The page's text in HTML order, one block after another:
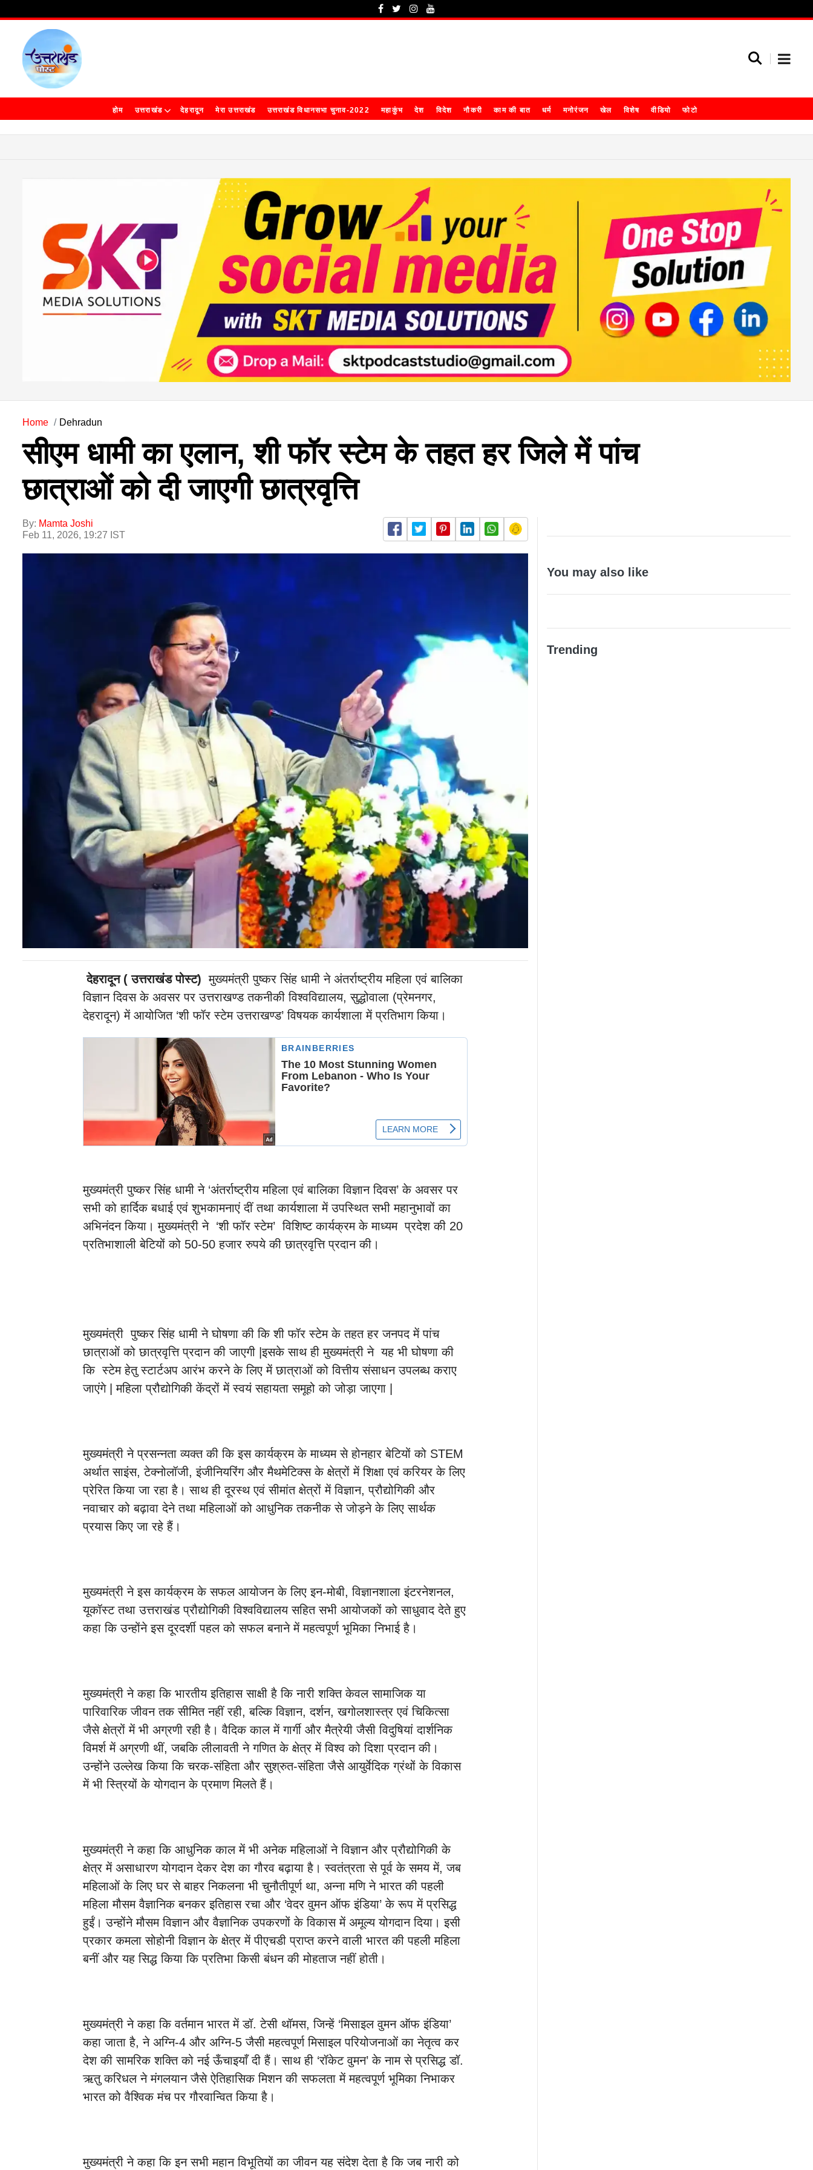
होम उत्तराखंड देहरादून मेरा उत्तराखंड उत्तराखंड विधानसभा चुनाव-2022 महाकुंभ देश विदेश नौकरी काम की बात धर्म मनोरंजन खेल विशेष वीडियो फोटो
Home Dehradun
सीएम धामी का एलान, शी फॉर स्टेम के तहत हर जिले में पांच
छात्राओं को दी जाएगी छात्रवृत्ति
By: Mamta Joshi
Feb 11, 2026, 19:27 IST
देहरादून ( उत्तराखंड पोस्ट) मुख्यमंत्री पुष्कर सिंह धामी ने अंतर्राष्ट्रीय महिला एवं बालिका
विज्ञान दिवस के अवसर पर उत्तराखण्ड तकनीकी विश्वविद्यालय, सुद्धोवाला (प्रेमनगर,
देहरादून) में आयोजित ‘शी फॉर स्टेम उत्तराखण्ड’ विषयक कार्यशाला में प्रतिभाग किया।
मुख्यमंत्री पुष्कर सिंह धामी ने ‘अंतर्राष्ट्रीय महिला एवं बालिका विज्ञान दिवस’ के अवसर पर
सभी को हार्दिक बधाई एवं शुभकामनाएं दीं तथा कार्यशाला में उपस्थित सभी महानुभावों का
अभिनंदन किया। मुख्यमंत्री ने ‘शी फॉर स्टेम’ विशिष्ट कार्यक्रम के माध्यम प्रदेश की 20
प्रतिभाशाली बेटियों को 50-50 हजार रुपये की छात्रवृत्ति प्रदान की।
मुख्यमंत्री पुष्कर सिंह धामी ने घोषणा की कि शी फॉर स्टेम के तहत हर जनपद में पांच
छात्राओं को छात्रवृत्ति प्रदान की जाएगी |इसके साथ ही मुख्यमंत्री ने यह भी घोषणा की
कि स्टेम हेतु स्टार्टअप आरंभ करने के लिए में छात्राओं को वित्तीय संसाधन उपलब्ध कराए
जाएंगे | महिला प्रौद्योगिकी केंद्रों में स्वयं सहायता समूहो को जोड़ा जाएगा |
मुख्यमंत्री ने प्रसन्नता व्यक्त की कि इस कार्यक्रम के माध्यम से होनहार बेटियों को STEM
अर्थात साइंस, टेक्नोलॉजी, इंजीनियरिंग और मैथमेटिक्स के क्षेत्रों में शिक्षा एवं करियर के लिए
प्रेरित किया जा रहा है। साथ ही दूरस्थ एवं सीमांत क्षेत्रों में विज्ञान, प्रौद्योगिकी और
नवाचार को बढ़ावा देने तथा महिलाओं को आधुनिक तकनीक से जोड़ने के लिए सार्थक
प्रयास किए जा रहे हैं।
मुख्यमंत्री ने इस कार्यक्रम के सफल आयोजन के लिए इन-मोबी, विज्ञानशाला इंटरनेशनल,
यूकॉस्ट तथा उत्तराखंड प्रौद्योगिकी विश्वविद्यालय सहित सभी आयोजकों को साधुवाद देते हुए
कहा कि उन्होंने इस दूरदर्शी पहल को सफल बनाने में महत्वपूर्ण भूमिका निभाई है।
मुख्यमंत्री ने कहा कि भारतीय इतिहास साक्षी है कि नारी शक्ति केवल सामाजिक या
पारिवारिक जीवन तक सीमित नहीं रही, बल्कि विज्ञान, दर्शन, खगोलशास्त्र एवं चिकित्सा
जैसे क्षेत्रों में भी अग्रणी रही है। वैदिक काल में गार्गी और मैत्रेयी जैसी विदुषियां दार्शनिक
विमर्श में अग्रणी थीं, जबकि लीलावती ने गणित के क्षेत्र में विश्व को दिशा प्रदान की।
उन्होंने उल्लेख किया कि चरक-संहिता और सुश्रुत-संहिता जैसे आयुर्वेदिक ग्रंथों के विकास
में भी स्त्रियों के योगदान के प्रमाण मिलते हैं।
मुख्यमंत्री ने कहा कि आधुनिक काल में भी अनेक महिलाओं ने विज्ञान और प्रौद्योगिकी के
क्षेत्र में असाधारण योगदान देकर देश का गौरव बढ़ाया है। स्वतंत्रता से पूर्व के समय में, जब
महिलाओं के लिए घर से बाहर निकलना भी चुनौतीपूर्ण था, अन्ना मणि ने भारत की पहली
महिला मौसम वैज्ञानिक बनकर इतिहास रचा और ‘वेदर वुमन ऑफ इंडिया’ के रूप में प्रसिद्ध
हुईं। उन्होंने मौसम विज्ञान और वैज्ञानिक उपकरणों के विकास में अमूल्य योगदान दिया। इसी
प्रकार कमला सोहोनी विज्ञान के क्षेत्र में पीएचडी प्राप्त करने वाली भारत की पहली महिला
बनीं और यह सिद्ध किया कि प्रतिभा किसी बंधन की मोहताज नहीं होती।
मुख्यमंत्री ने कहा कि वर्तमान भारत में डॉ. टेसी थॉमस, जिन्हें ‘मिसाइल वुमन ऑफ इंडिया’
कहा जाता है, ने अग्नि-4 और अग्नि-5 जैसी महत्वपूर्ण मिसाइल परियोजनाओं का नेतृत्व कर
देश की सामरिक शक्ति को नई ऊँचाइयाँ दी हैं। साथ ही ‘रॉकेट वुमन’ के नाम से प्रसिद्ध डॉ.
ऋतु करिधल ने मंगलयान जैसे ऐतिहासिक मिशन की सफलता में महत्वपूर्ण भूमिका निभाकर
भारत को वैश्विक मंच पर गौरवान्वित किया है।
मुख्यमंत्री ने कहा कि इन सभी महान विभूतियों का जीवन यह संदेश देता है कि जब नारी को
You may also like
Trending